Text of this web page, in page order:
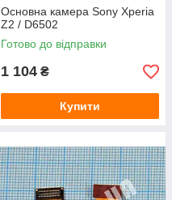
Основна камера Sony Xperia
Z2 / D6502
Готово до відправки
1 104 ₴
Купити